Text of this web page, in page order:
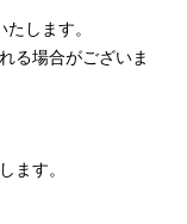
します。
る場合がございま
ます。